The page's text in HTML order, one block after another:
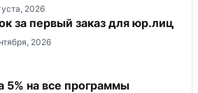
2026
за первый заказ для юр.лиц
2026
5% на все программы